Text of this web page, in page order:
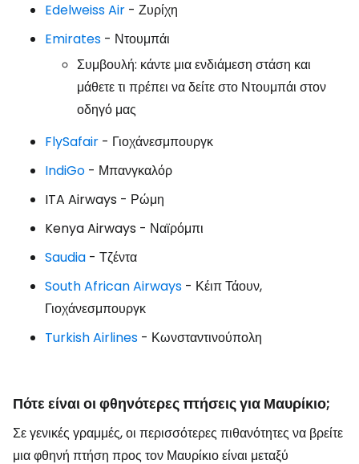
Edelweiss Air - Ζυρίχη
Emirates - Ντουμπάι
Συμβουλή: κάντε μια ενδιάμεση στάση και
μάθετε τι πρέπει να δείτε στο Ντουμπάι στον
οδηγό μας
FlySafair - Γιοχάνεσμπουργκ
IndiGo - Μπανγκαλόρ
ITA Airways - Ρώμη
Kenya Airways - Ναϊρόμπι
Saudia - Τζέντα
South African Airways - Κέιπ Τάουν,
Γιοχάνεσμπουργκ
Turkish Airlines - Κωνσταντινούπολη
Πότε είναι οι φθηνότερες πτήσεις για Μαυρίκιο;
Σε γενικές γραμμές, οι περισσότερες πιθανότητες να βρείτε
μια φθηνή πτήση προς τον Μαυρίκιο είναι μεταξύ